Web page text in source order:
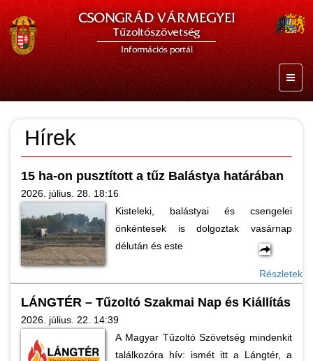
CSONGRÁD VÁRMEGYEI
Tűzoltószövetség
Információs portál
Hírek
15 ha-on pusztított a tűz Balástya határában
2026. július. 28. 18:16
Kisteleki, balástyai és csengelei
önkéntesek is dolgoztak vasárnap
délután és este
Részletek
LÁNGTÉR – Tűzoltó Szakmai Nap és Kiállítás
2026. július. 22. 14:39
A Magyar Tűzoltó Szövetség mindenkit
találkozóra hív: ismét itt a Lángtér, a